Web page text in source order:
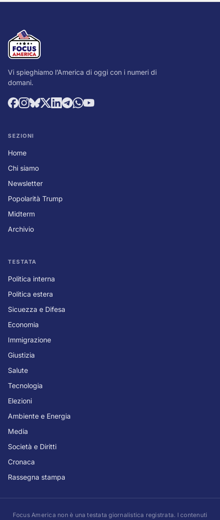
Vi spieghiamo l’America di oggi con i numeri di
domani.
SEZIONI
Home
Chi siamo
Newsletter
Popolarità Trump
Midterm
Archivio
TESTATA
Politica interna
Politica estera
Sicuezza e Difesa
Economia
Immigrazione
Giustizia
Salute
Tecnologia
Elezioni
Ambiente e Energia
Media
Società e Diritti
Cronaca
Rassegna stampa
Focus America non è una testata giornalistica registrata. I contenuti